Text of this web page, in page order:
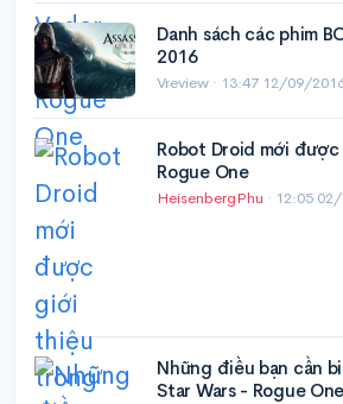
Danh sách các phim
2016
Vreview · 13:47 12/09/
Robot Droid mới
Rogue One
HeisenbergPhu · 12:05
Những điều bạn cần
Star Wars - Rogue One